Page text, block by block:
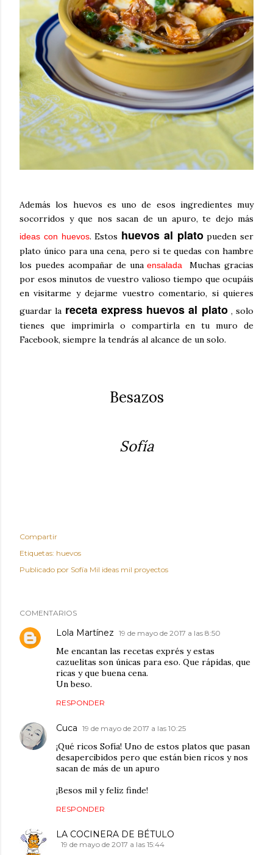
Además los huevos es uno de esos ingredientes muy
socorridos y que nos sacan de un apuro, te dejo más
ideas con huevos. Estos huevos al platopueden ser
plato único para una cena, pero si te quedas con hambre
los puedes acompañar de unaensalada
Muchas gracias
por esos minutos de vuestro valioso tiempo que ocupáis
en visitarme y dejarme vuestro comentario, si quieres
guardar la receta express huevos al plato, solo
tienes que imprimirla o compartirla en tu muro de
Facebook, siempre la tendrás al alcance de un solo.
Besazos
Sofía
Compartir
Etiquetas: huevos
Publicado por Sofía Mil ideas mil proyectos
COMENTARIOS
Lola Martínez 19 de mayo de 2017 a las 8:50
Me encantan las recetas exprés y estas
cazuelitas son únicas para eso. Que rápidas, que
ricas y que buena cena.
Un beso.
RESPONDER
Cuca 19 de mayo de 2017 a las 10:25
¡Qué ricos Sofía! Uno de estos platos que pasan
desapercibidos pero que están bien ricos y nos
sacan de más de un apuro
¡Besos mil y feliz finde!
RESPONDER
LA COCINERA DE BÉTULO
19 de mayo de 2017 a las 15:44